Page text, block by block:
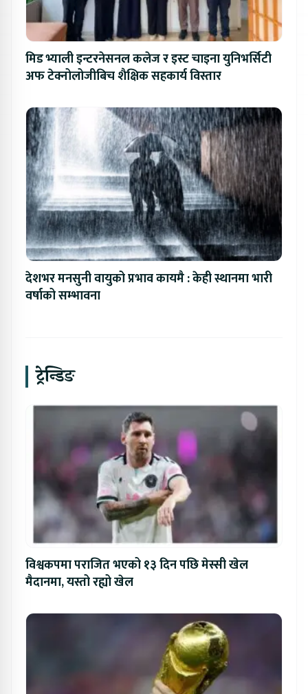
मिड भ्याली इन्टरनेसनल कलेज र इस्ट चाइना युनिभर्सिटी
अफ टेक्नोलोजीबिच शैक्षिक सहकार्य विस्तार
देशभर मनसुनी वायुको प्रभाव कायमै : केही स्थानमा भारी
वर्षाको सम्भावना
ट्रेन्डिङ
विश्वकपमा पराजित भएको १३ दिन पछि मेस्सी खेल
मैदानमा, यस्तो रह्यो खेल